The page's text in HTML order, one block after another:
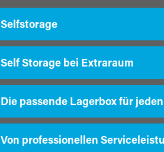
Selfstorage
Self Storage bei Extraraum
Die passende Lagerbox für
Von professionellen